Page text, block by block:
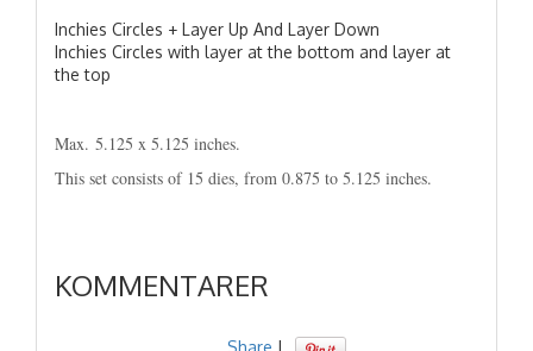
Inchies Circles + Layer Up And Layer Down
Inchies Circles with layer at the bottom and layer at
the top
Max. 5.125 x 5.125 inches.
This set consists of 15 dies, from 0.875 to 5.125 inches.
KOMMENTARER
Share |